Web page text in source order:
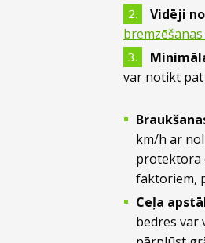
Vidēji
bremzēšanas
var notikt pat
km/h ar
protektora
faktoriem,
Ceļa
bedres var